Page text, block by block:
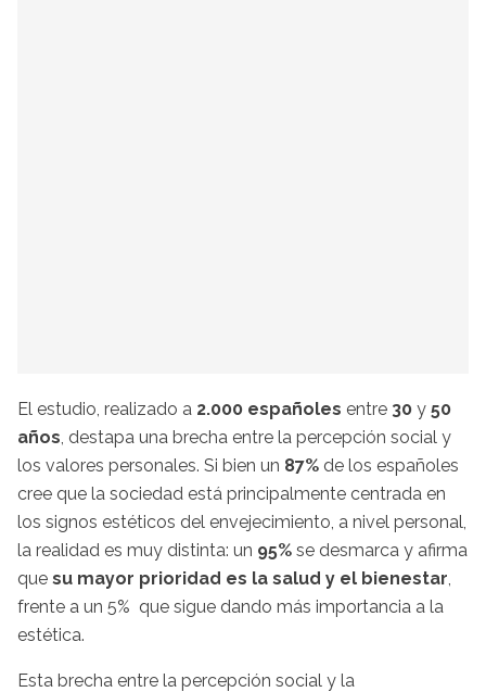
El estudio, realizado a 2.000 españoles entre 30 y 50
años, destapa una brecha entre la percepción social y
los valores personales. Si bien un 87% de los españoles
cree que la sociedad está principalmente centrada en
los signos estéticos del envejecimiento, a nivel personal,
la realidad es muy distinta: un 95% se desmarca y afirma
que su mayor prioridad es la salud y el bienestar,
frente a un 5% que sigue dando más importancia a la
estética.
Esta brecha entre la percepción social y la